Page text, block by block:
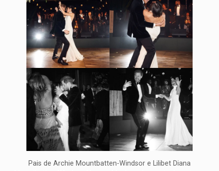
Pais de Archie Mountbatten-Windsor e Lilibet Diana